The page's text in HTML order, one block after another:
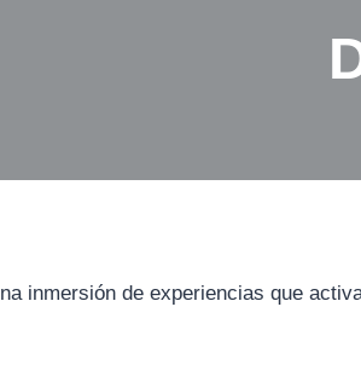
inmersión de experiencias que